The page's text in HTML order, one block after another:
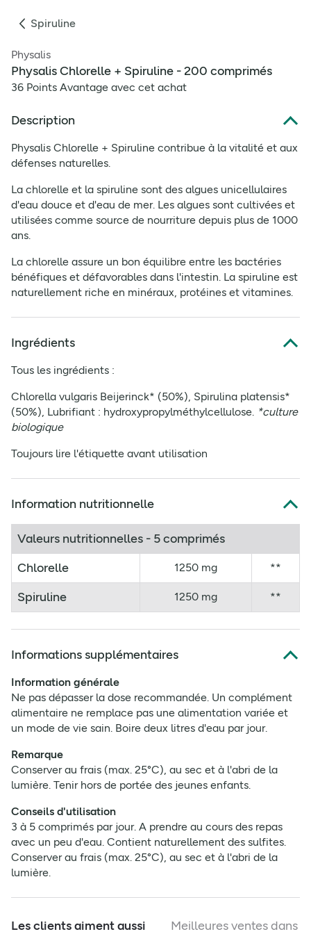
Spiruline
Physalis
Physalis Chlorelle + Spiruline - 200 comprimés
36 Points Avantage avec cet achat
Description
Physalis Chlorelle + Spiruline contribue à la vitalité et aux
défenses naturelles.
La chlorelle et la spiruline sont des algues unicellulaires
d'eau douce et d'eau de mer. Les algues sont cultivées et
utilisées comme source de nourriture depuis plus de 1000
ans.
La chlorelle assure un bon équilibre entre les bactéries
bénéfiques et défavorables dans l'intestin. La spiruline est
naturellement riche en minéraux, protéines et vitamines.
Ingrédients
Tous les ingrédients :
Chlorella vulgaris Beijerinck* (50%), Spirulina platensis*
(50%), Lubrifiant : hydroxypropylméthylcellulose. *culture
biologique
Toujours lire l'étiquette avant utilisation
Information nutritionnelle
Valeurs nutritionnelles - 5 comprimés
Chlorelle
1250 mg **
Spiruline 1250 mg **
Informations supplémentaires
Information générale
Ne pas dépasser la dose recommandée. Un complément
alimentaire ne remplace pas une alimentation variée et
un mode de vie sain. Boire deux litres d'eau par jour.
Remarque
Conserver au frais (max. 25°C), au sec et à l'abri de la
lumière. Tenir hors de portée des jeunes enfants.
Conseils d'utilisation
3 à 5 comprimés par jour. A prendre au cours des repas
avec un peu d'eau. Contient naturellement des sulfites.
Conserver au frais (max. 25°C), au sec et à l'abri de la
lumière.
Les clients aiment aussi Meilleures ventes dans